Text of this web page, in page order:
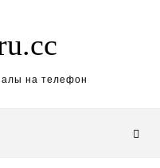
на телефон